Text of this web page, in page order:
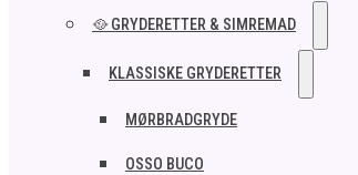
🥘 GRYDERETTER & SIMREMAD
KLASSISKE GRYDERETTER
MØRBRADGRYDE
OSSO BUCO